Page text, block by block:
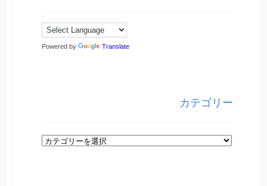
Powered by Translate
カテゴリー
カ